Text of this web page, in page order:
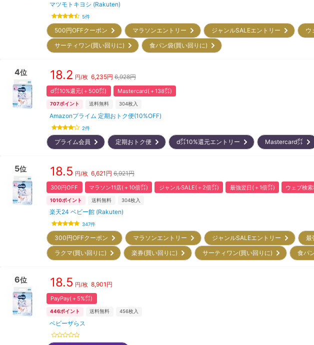
マツモトキヨシ (Rakuten)
5件
500円OFFクーポン マラソンエントリー ジャンルSALEエントリー ウ
サーティワン(買い回りに)
食パン袋(買い回りに)
4位 18.2 円/枚 6,235円 6,928円
d㌽10%還元(＋500㌽) Mastercard(＋138㌽)
707ポイント 送料無料 304枚入
Amazonプライム 定期おトク便(10%OFF)
2件
プライム会員 定期おトク便 d㌽10%還元エントリー Mastercard㌽
5位 18.5 円/枚 6,621 円 6,921円
300円OFF マラソン11店(＋10倍㌽) ジャンルSALE(＋2倍㌽) 最強翌日(＋1倍㌽) ウェブ検
1010ポイント 送料無料 304枚入
楽天24 ベビー館 (Rakuten)
347件
300円OFFクーポン マラソンエントリー ジャンルSALEエントリー 最
ラクマ(買い回りに)
楽券(買い回りに) サーティワン(買い回りに) 食パ
6位 18.5 円/枚 8,901 円
PayPay(＋5%㌽)
446ポイント 送料無料 456枚入
ベビーザらス